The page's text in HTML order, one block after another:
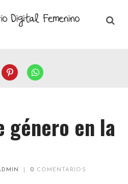
género en la
0 COMENTARIOS